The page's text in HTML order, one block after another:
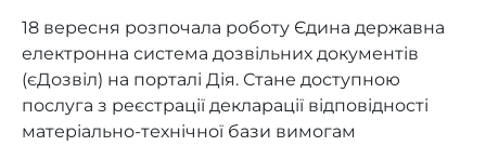
18 вересня розпочала роботу Єдина державна
електронна система дозвільних ­документів
(єДозвіл) на порталі Дія. Стане доступною
послуга з реєстрації декларації відповідності
матеріально-технічної бази вимогам